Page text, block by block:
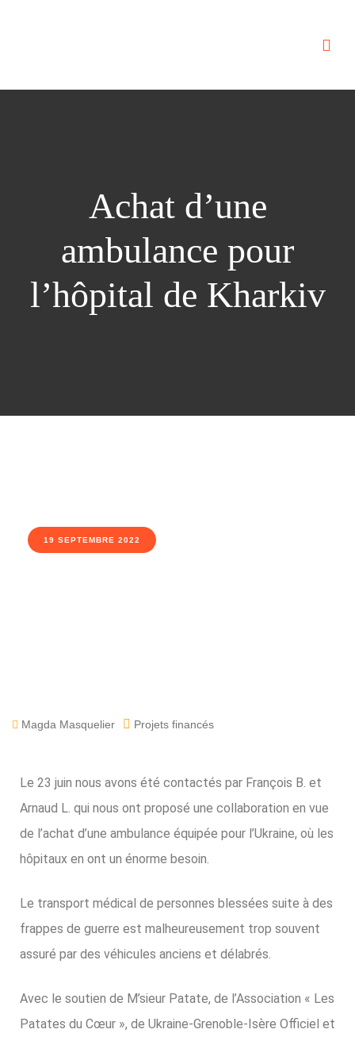
Achat d’une
ambulance pour
l’hôpital de Kharkiv
19 SEPTEMBRE 2022
Magda Masquelier Projets financés
Le 23 juin nous avons été contactés par François B. et
Arnaud L. qui nous ont proposé une collaboration en vue
de l’achat d’une ambulance équipée pour l’Ukraine, où les
hôpitaux en ont un énorme besoin.
Le transport médical de personnes blessées suite à des
frappes de guerre est malheureusement trop souvent
assuré par des véhicules anciens et délabrés.
Avec le soutien de M’sieur Patate, de l’Association « Les
Patates du Cœur », de Ukraine-Grenoble-Isère Officiel et